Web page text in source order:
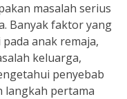
masalah serius
Banyak faktor yang
anak remaja,
keluarga,
penyebab
langkah pertama